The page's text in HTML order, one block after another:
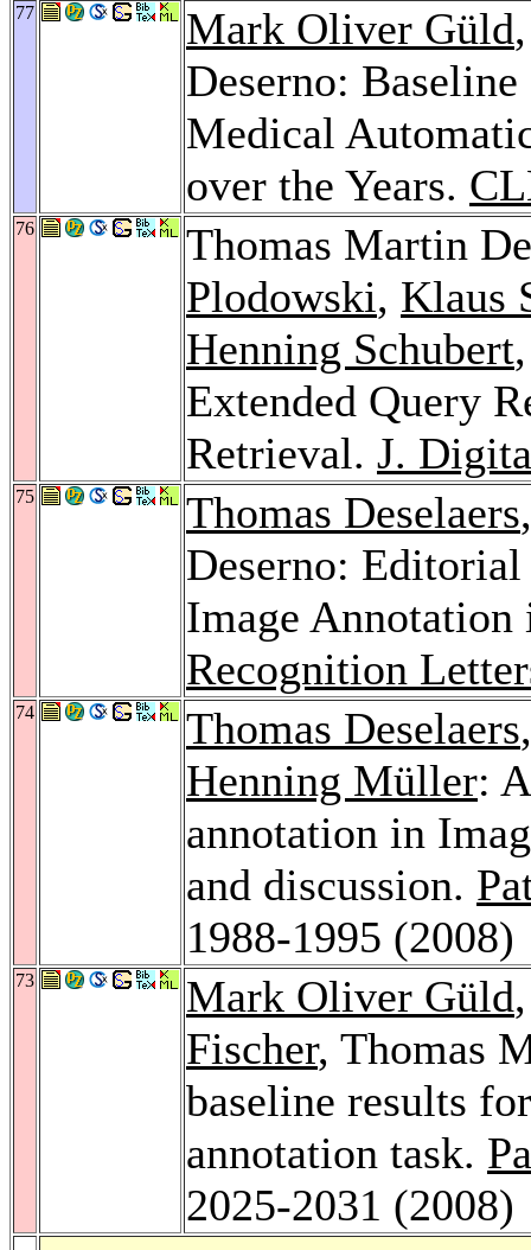
77 Mark Oliver Güld
Deserno:
Medical
over the Years.
76
Thomas Martin
Plodowski, Klaus
Henning Schubert
Extended Query
Retrieval. J.
75 Thomas Deselaers
Deserno:
Image
Recognition
74 Thomas Deselaers
Henning Müller:
annotation in
and discussion.
1988-1995 (2008)
73 Mark Oliver Güld
Fischer, Thomas
baseline results
annotation task.
2025-2031 (2008)